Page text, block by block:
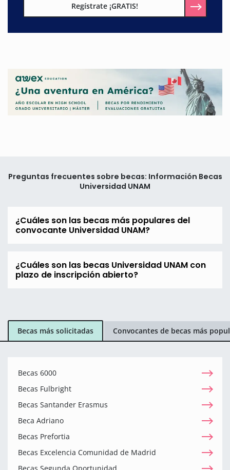
Regístrate ¡GRATIS!
Preguntas frecuentes sobre becas: Información Becas
Universidad UNAM
¿Cuáles son las becas más populares del
convocante Universidad UNAM?
¿Cuáles son las becas Universidad UNAM con
plazo de inscripción abierto?
Becas más solicitadas Convocantes de becas más
Becas 6000
Becas Fulbright
Becas Santander Erasmus
Beca Adriano
Becas Prefortia
Becas Excelencia Comunidad de Madrid
Becas Segunda Oportunidad